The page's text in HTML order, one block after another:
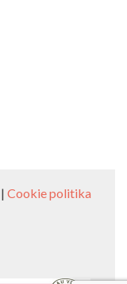
| Cookie politika